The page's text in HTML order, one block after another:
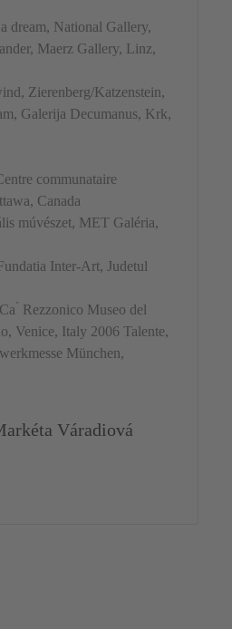
dream, National Gallery,
Maerz Gallery, Linz,
Zierenberg/Katzenstein,
Galerija Decumanus, Krk,
communataire
Canada
múvészet, MET Galéria,
Inter-Art, Judetul
Rezzonico Museo del
Venice, Italy 2006 Talente,
München,
Váradiová